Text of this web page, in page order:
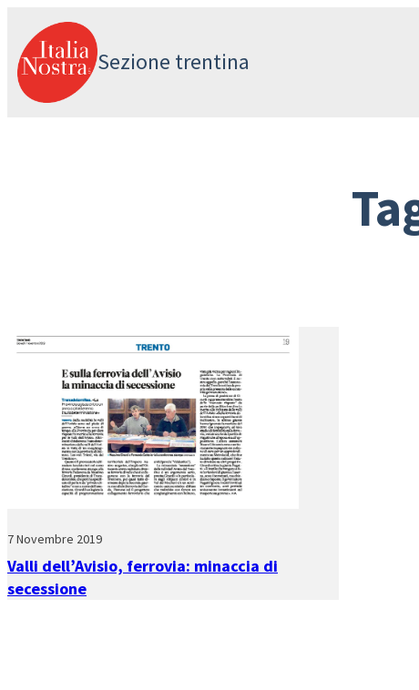
al
contenuto
Sezione trentina
7 Novembre 2019
Valli dell’Avisio, ferrovia: minaccia di
secessione